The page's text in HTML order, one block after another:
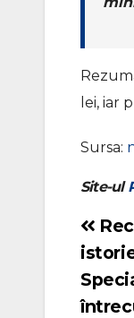
lei, iar
Sursa:
Site-ul
în
articole